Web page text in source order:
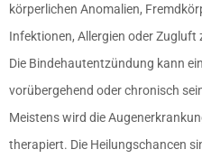
körperlichen Anomalien,
Infektionen, Allergien oder Zugluft
Die Bindehautentzündung kann
vorübergehend oder chronisch
Meistens wird die
therapiert. Die Heilungschancen